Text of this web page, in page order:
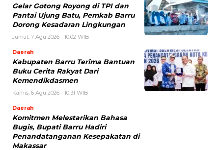
Gelar Gotong Royong di TPI dan
Pantai Ujung Batu, Pemkab Barru
Dorong Kesadaran Lingkungan
Jumat, 7 Agu 2026 - 10:02 WIB
Daerah
Kabupaten Barru Terima Bantuan
Buku Cerita Rakyat Dari
Kemendikdasmen
Kamis, 6 Agu 2026 - 10:31 WIB
Daerah
Komitmen Melestarikan Bahasa
Bugis, Bupati Barru Hadiri
Penandatanganan Kesepakatan di
Makassar